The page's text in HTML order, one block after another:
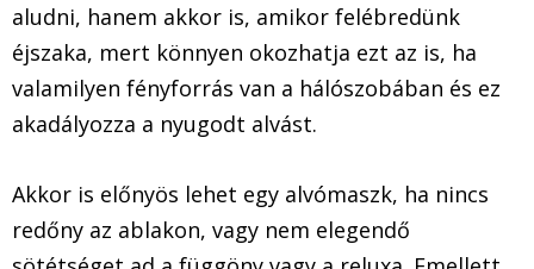
aludni, hanem akkor is, amikor felébredünk
éjszaka, mert könnyen okozhatja ezt az is, ha
valamilyen fényforrás van a hálószobában és ez
akadályozza a nyugodt alvást.
Akkor is előnyös lehet egy alvómaszk, ha nincs
redőny az ablakon, vagy nem elegendő